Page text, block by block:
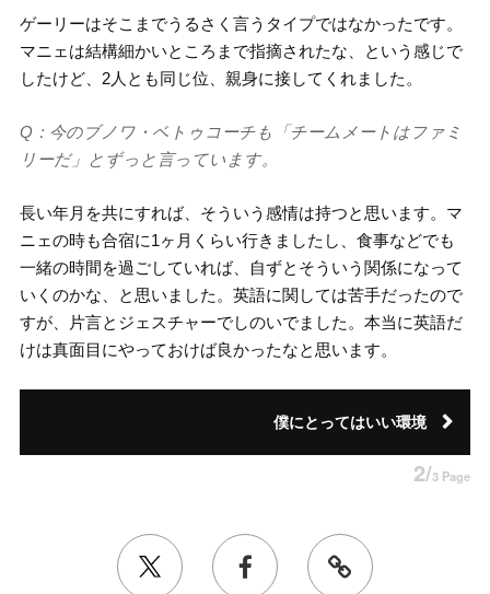
ゲーリーはそこまでうるさく言うタイプではなかったです。
マニェは結構細かいところまで指摘されたな、という感じで
したけど、2人とも同じ位、親身に接してくれました。
Q：今のブノワ・ベトゥコーチも「チームメートはファミ
リーだ」とずっと言っています。
長い年月を共にすれば、そういう感情は持つと思います。マ
ニェの時も合宿に1ヶ月くらい行きましたし、食事などでも
一緒の時間を過ごしていれば、自ずとそういう関係になって
いくのかな、と思いました。英語に関しては苦手だったので
すが、片言とジェスチャーでしのいでました。本当に英語だ
けは真面目にやっておけば良かったなと思います。
僕にとってはいい環境
2/3 Page